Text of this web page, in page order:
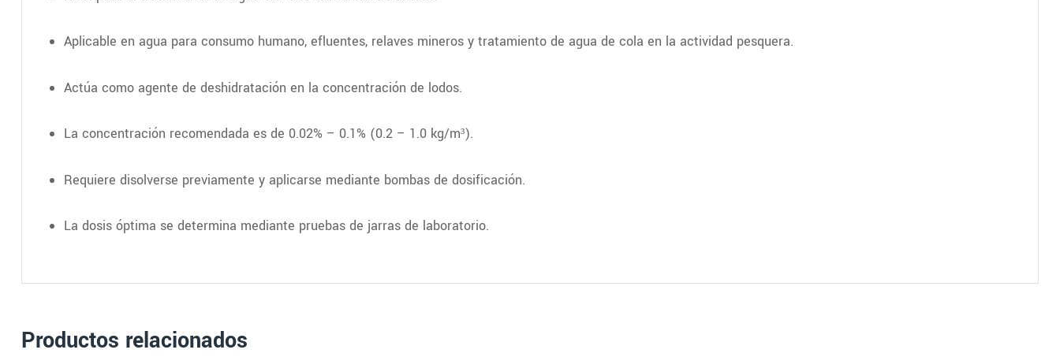
Aplicable en agua para consumo humano, efluentes, relaves mineros y tratamiento de agua de cola en la actividad pesquera.
Actúa como agente de deshidratación en la concentración de lodos.
La concentración recomendada es de 0.02% – 0.1% (0.2 – 1.0 kg/m³).
Requiere disolverse previamente y aplicarse mediante bombas de dosificación.
La dosis óptima se determina mediante pruebas de jarras de laboratorio.
Productos relacionados